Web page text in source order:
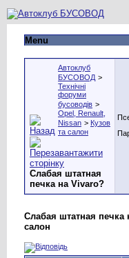
Menu
Автоклуб
БУСОВОД >
Технічні
форуми
бусоводів >
Opel, Renault,
Nissan > Кузов
та салон
Слабая штатная
печка на Vivaro?
Слабая штатная печка
салон